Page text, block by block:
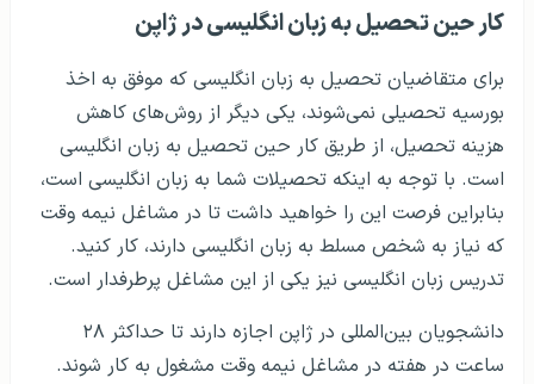
کار حین تحصیل به زبان انگلیسی در ژاپن
برای متقاضیان تحصیل به زبان انگلیسی که موفق به اخذ
بورسیه تحصیلی نمی‌شوند،‌ یکی دیگر از روش‌های کاهش
هزینه تحصیل، از طریق کار حین تحصیل به زبان انگلیسی
است. با توجه به اینکه تحصیلات شما به زبان انگلیسی است،
بنابراین فرصت این را خواهید داشت تا در مشاغل نیمه وقت
که نیاز به شخص مسلط به زبان انگلیسی دارند، کار کنید.
تدریس زبان انگلیسی نیز یکی از این مشاغل پرطرفدار است.
دانشجویان بین‌المللی در ژاپن اجازه دارند تا حداکثر ۲۸
ساعت در هفته در مشاغل نیمه وقت مشغول به کار شوند.